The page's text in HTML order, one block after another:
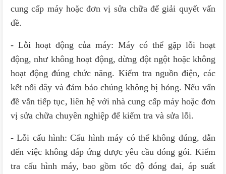
cung cấp máy hoặc đơn vị sửa chữa để giải quyết vấn
đề.
- Lỗi hoạt động của máy: Máy có thể gặp lỗi hoạt
động, như không hoạt động, dừng đột ngột hoặc không
hoạt động đúng chức năng. Kiểm tra nguồn điện, các
kết nối dây và đảm bảo chúng không bị hỏng. Nếu vấn
đề vẫn tiếp tục, liên hệ với nhà cung cấp máy hoặc đơn
vị sửa chữa chuyên nghiệp để kiểm tra và sửa lỗi.
- Lỗi cấu hình: Cấu hình máy có thể không đúng, dẫn
đến việc không đáp ứng được yêu cầu đóng gói. Kiểm
tra cấu hình máy, bao gồm tốc độ đóng đai, áp suất